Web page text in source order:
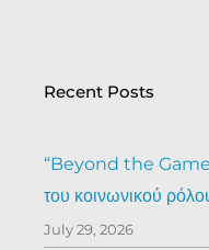
Recent Posts
“Beyond the Game”:
του κοινωνικού
July 29, 2026